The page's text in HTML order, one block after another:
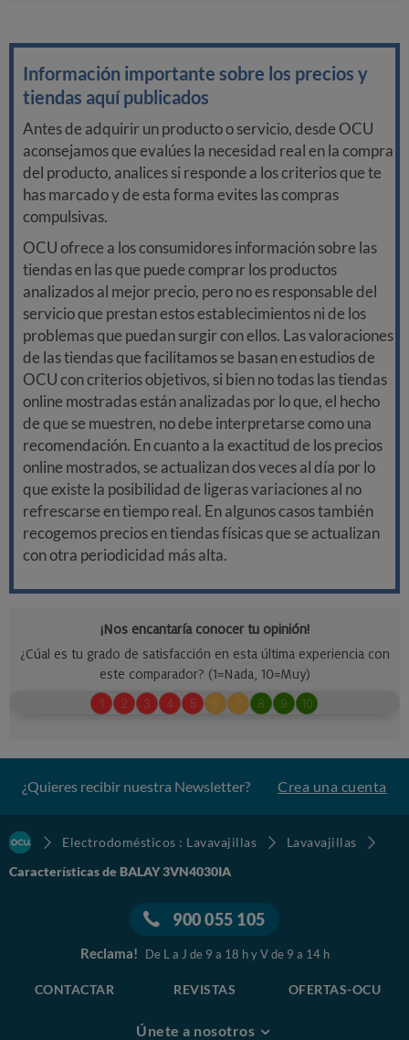
Información importante sobre los precios y
tiendas aquí publicados
Antes de adquirir un producto o servicio, desde OCU
aconsejamos que evalúes la necesidad real en la compra
del producto, analices si responde a los criterios que te
has marcado y de esta forma evites las compras
compulsivas.
OCU ofrece a los consumidores información sobre las
tiendas en las que puede comprar los productos
analizados al mejor precio, pero no es responsable del
servicio que prestan estos establecimientos ni de los
problemas que puedan surgir con ellos. Las valoraciones
de las tiendas que facilitamos se basan en estudios de
OCU con criterios objetivos, si bien no todas las tiendas
online mostradas están analizadas por lo que, el hecho
de que se muestren, no debe interpretarse como una
recomendación. En cuanto a la exactitud de los precios
online mostrados, se actualizan dos veces al día por lo
que existe la posibilidad de ligeras variaciones al no
refrescarse en tiempo real. En algunos casos también
recogemos precios en tiendas físicas que se actualizan
con otra periodicidad más alta.
¿Quieres recibir nuestra Newsletter? Crea una cuenta
Electrodomésticos : Lavavajillas
Lavavajillas
Características de BALAY 3VN4030IA
900 055 105
Reclama! De L a J de 9 a 18 h y V de 9 a 14 h
CONTACTAR REVISTAS OFERTAS-OCU
Únete a nosotros